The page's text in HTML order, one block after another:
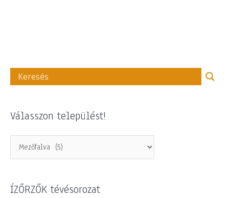
Válasszon települést!
ÍZŐRZŐK tévésorozat